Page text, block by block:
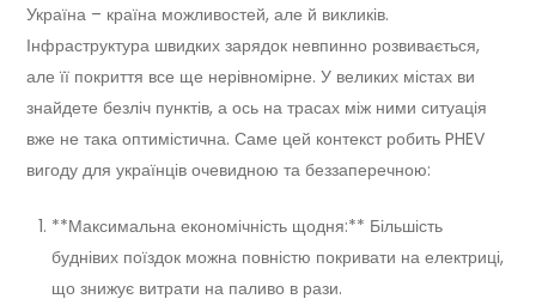
Україна – країна можливостей, але й викликів.
Інфраструктура швидких зарядок невпинно розвивається,
але її покриття все ще нерівномірне. У великих містах ви
знайдете безліч пунктів, а ось на трасах між ними ситуація
вже не така оптимістична. Саме цей контекст робить PHEV
вигоду для українців очевидною та беззаперечною:
**Максимальна економічність щодня:** Більшість
буднівих поїздок можна повністю покривати на електриці,
що знижує витрати на паливо в рази.